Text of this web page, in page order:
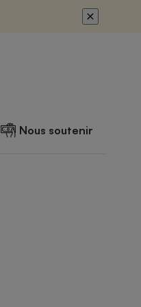
Nous soutenir